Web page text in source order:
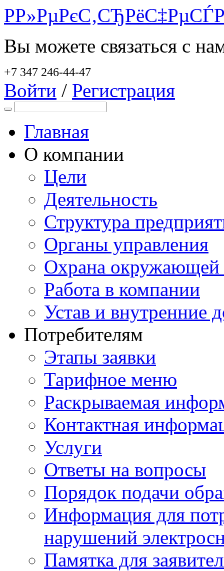
Вы можете связаться с
+7 347 246-44-47
Войти / Регистрация
Главная
О компании
Цели
Деятельность
Структура
Органы управления
Охрана окружающей
Работа в компании
Устав и внутренние
Потребителям
Этапы заявки
Тарифное меню
Раскрываемая
Контактная
Услуги
Ответы на вопросы
Порядок подачи
Информация для
нарушений
Памятка для